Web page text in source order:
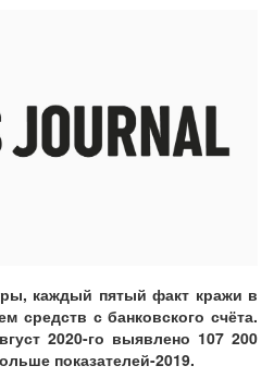
каждый пятый факт кражи в
средств с банковского счёта.
2020-го выявлено 107 200
показателей-2019.